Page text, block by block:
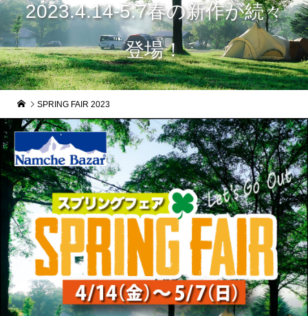
2023.4.14-5.7春の新作が続々
登場！
SPRING FAIR 2023